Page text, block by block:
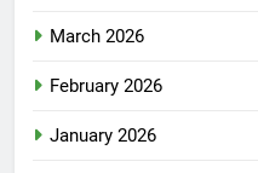
March 2026
February 2026
January 2026